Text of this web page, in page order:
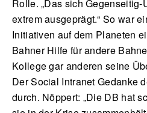
Rolle. „Das sich
extrem ausgeprägt.“ So war
Initiativen auf dem Planeten
Bahner Hilfe für andere
Kollege gar anderen seine
Der Social Intranet Gedanke
durch. Nöppert: „Die DB hat